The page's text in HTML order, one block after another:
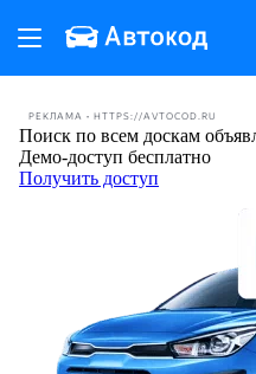
РЕКЛАМА • HTTPS://AVTOCOD.RU